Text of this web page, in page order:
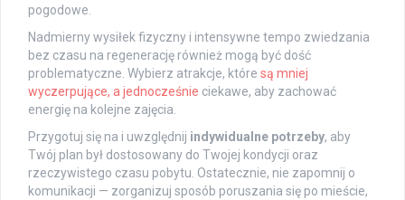
pogodowe.
Nadmierny wysiłek fizyczny i intensywne tempo zwiedzania
bez czasu na regenerację również mogą być dość
problematyczne. Wybierz atrakcje, które są mniej
wyczerpujące, a jednocześnie ciekawe, aby zachować
energię na kolejne zajęcia.
Przygotuj się na i uwzględnij indywidualne potrzeby, aby
Twój plan był dostosowany do Twojej kondycji oraz
rzeczywistego czasu pobytu. Ostatecznie, nie zapomnij o
komunikacji — zorganizuj sposób poruszania się po mieście,